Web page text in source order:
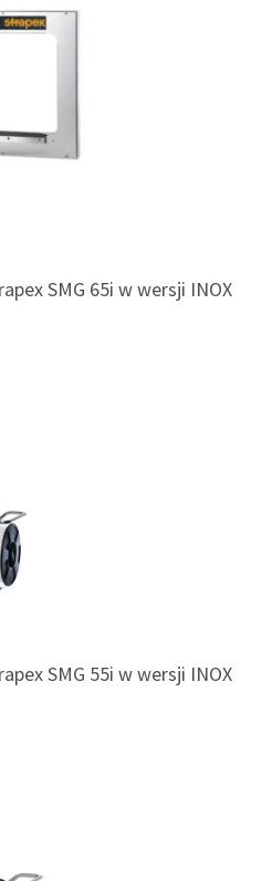
SMG 65i w wersji INOX
SMG 55i w wersji INOX